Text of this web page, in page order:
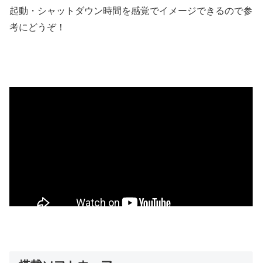
起動・シャットダウン時間を感覚でイメージできるので参
考にどうぞ！